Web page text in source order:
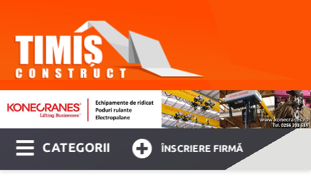
CATEGORII ÎNSCRIERE FIRMĂ